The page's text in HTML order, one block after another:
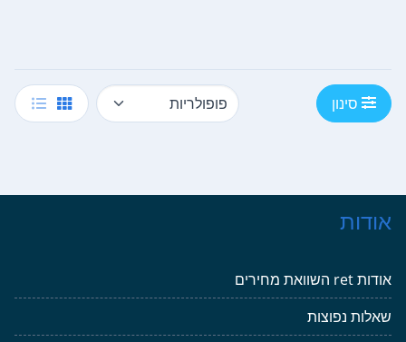
סינון
אודות
אודות ret השוואת מחירים
שאלות נפוצות